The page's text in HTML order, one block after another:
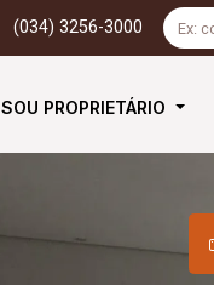
(034) 3256-3000
SOU PROPRIETÁRIO